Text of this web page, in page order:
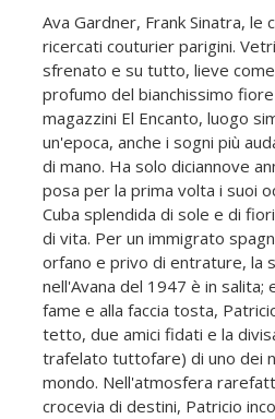
Ava Gardner, Frank Sinatra, le
ricercati couturier parigini.
sfrenato e su tutto, lieve
profumo del bianchissimo
magazzini El Encanto, luogo
un'epoca, anche i sogni più
di mano. Ha solo diciannove
posa per la prima volta i suoi
Cuba splendida di sole e di
di vita. Per un immigrato
orfano e privo di entrature, la
nell'Avana del 1947 è in salita;
fame e alla faccia tosta,
tetto, due amici fidati e la
trafelato tuttofare) di uno dei
mondo. Nell'atmosfera
crocevia di destini, Patricio